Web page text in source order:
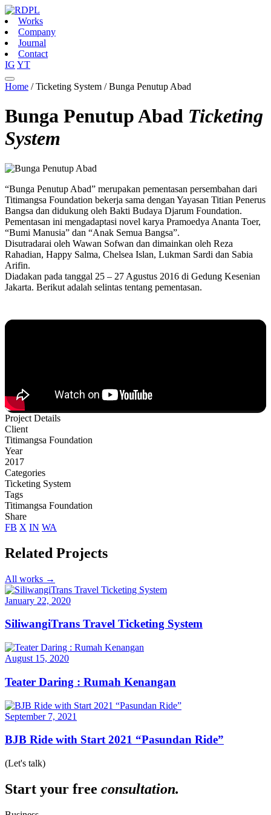
Works
Company
Journal
Contact
IG YT
Home / Ticketing System / Bunga Penutup Abad
Bunga Penutup Abad Ticketing
System
“Bunga Penutup Abad” merupakan pementasan persembahan dari
Titimangsa Foundation bekerja sama dengan Yayasan Titian Penerus
Bangsa dan didukung oleh Bakti Budaya Djarum Foundation.
Pementasan ini mengadaptasi novel karya Pramoedya Ananta Toer,
“Bumi Manusia” dan “Anak Semua Bangsa”.
Disutradarai oleh Wawan Sofwan dan dimainkan oleh Reza
Rahadian, Happy Salma, Chelsea Islan, Lukman Sardi dan Sabia
Arifin.
Diadakan pada tanggal 25 – 27 Agustus 2016 di Gedung Kesenian
Jakarta. Berikut adalah selintas tentang pementasan.
Project Details
Client
Titimangsa Foundation
Year
2017
Categories
Ticketing System
Tags
Titimangsa Foundation
Share
FB X IN WA
Related Projects
All works →
January 22, 2020
SiliwangiTrans Travel Ticketing System
August 15, 2020
Teater Daring : Rumah Kenangan
September 7, 2021
BJB Ride with Start 2021 “Pasundan Ride”
(Let's talk)
Start your free consultation.